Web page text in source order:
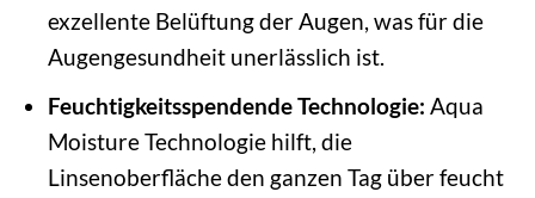
exzellente Belüftung der Augen, was für die
Augengesundheit unerlässlich ist.
Feuchtigkeitsspendende Technologie: Aqua
Moisture Technologie hilft, die
Linsenoberfläche den ganzen Tag über feucht